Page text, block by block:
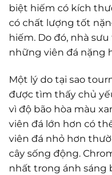
biệt hiếm có kích
có chất lượng tốt
hiếm. Do đó, nhà
những viên đá nặng
Một lý do tại sao
được tìm thấy chủ
vì độ bão hòa màu
viên đá lớn hơn có
viên đá nhỏ hơn
cây sống động.
nhất trong ánh sáng